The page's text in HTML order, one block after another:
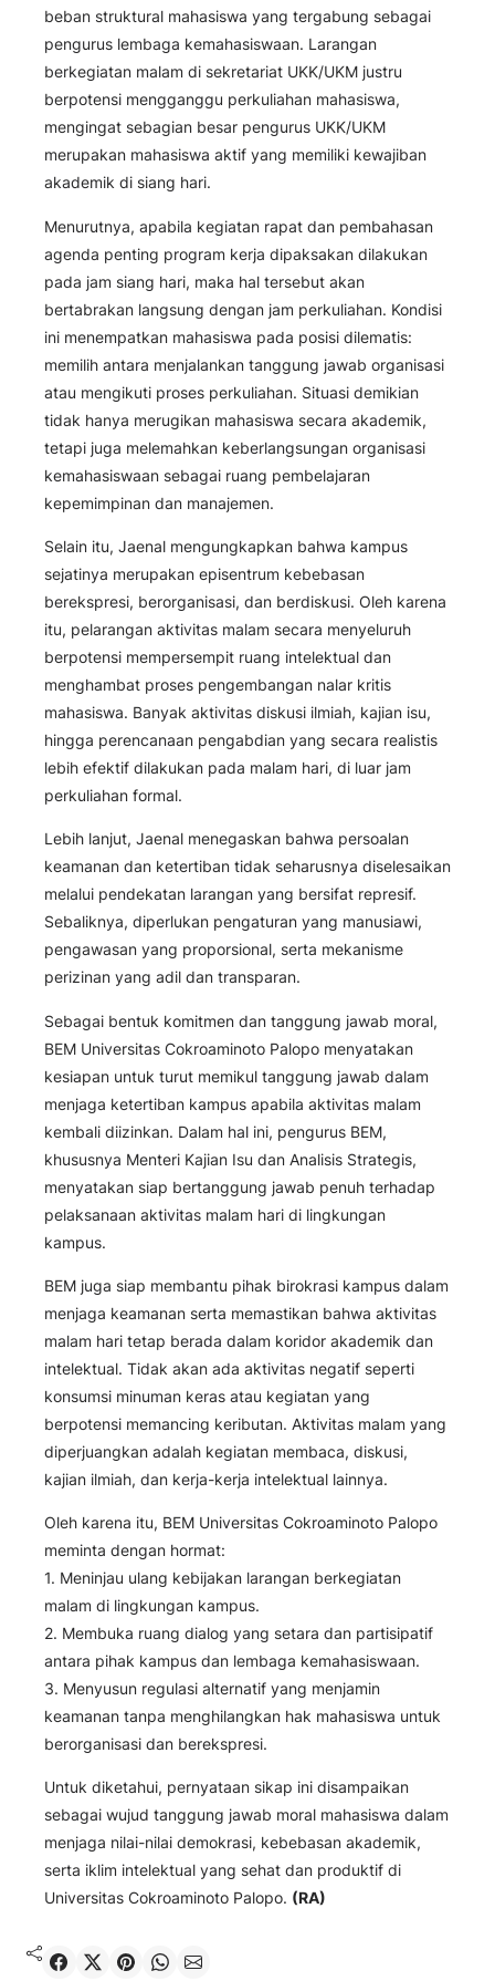
beban struktural mahasiswa yang tergabung sebagai
pengurus lembaga kemahasiswaan. Larangan
berkegiatan malam di sekretariat UKK/UKM justru
berpotensi mengganggu perkuliahan mahasiswa,
mengingat sebagian besar pengurus UKK/UKM
merupakan mahasiswa aktif yang memiliki kewajiban
akademik di siang hari.
Menurutnya, apabila kegiatan rapat dan pembahasan
agenda penting program kerja dipaksakan dilakukan
pada jam siang hari, maka hal tersebut akan
bertabrakan langsung dengan jam perkuliahan. Kondisi
ini menempatkan mahasiswa pada posisi dilematis:
memilih antara menjalankan tanggung jawab organisasi
atau mengikuti proses perkuliahan. Situasi demikian
tidak hanya merugikan mahasiswa secara akademik,
tetapi juga melemahkan keberlangsungan organisasi
kemahasiswaan sebagai ruang pembelajaran
kepemimpinan dan manajemen.
Selain itu, Jaenal mengungkapkan bahwa kampus
sejatinya merupakan episentrum kebebasan
berekspresi, berorganisasi, dan berdiskusi. Oleh karena
itu, pelarangan aktivitas malam secara menyeluruh
berpotensi mempersempit ruang intelektual dan
menghambat proses pengembangan nalar kritis
mahasiswa. Banyak aktivitas diskusi ilmiah, kajian isu,
hingga perencanaan pengabdian yang secara realistis
lebih efektif dilakukan pada malam hari, di luar jam
perkuliahan formal.
Lebih lanjut, Jaenal menegaskan bahwa persoalan
keamanan dan ketertiban tidak seharusnya diselesaikan
melalui pendekatan larangan yang bersifat represif.
Sebaliknya, diperlukan pengaturan yang manusiawi,
pengawasan yang proporsional, serta mekanisme
perizinan yang adil dan transparan.
Sebagai bentuk komitmen dan tanggung jawab moral,
BEM Universitas Cokroaminoto Palopo menyatakan
kesiapan untuk turut memikul tanggung jawab dalam
menjaga ketertiban kampus apabila aktivitas malam
kembali diizinkan. Dalam hal ini, pengurus BEM,
khususnya Menteri Kajian Isu dan Analisis Strategis,
menyatakan siap bertanggung jawab penuh terhadap
pelaksanaan aktivitas malam hari di lingkungan
kampus.
BEM juga siap membantu pihak birokrasi kampus dalam
menjaga keamanan serta memastikan bahwa aktivitas
malam hari tetap berada dalam koridor akademik dan
intelektual. Tidak akan ada aktivitas negatif seperti
konsumsi minuman keras atau kegiatan yang
berpotensi memancing keributan. Aktivitas malam yang
diperjuangkan adalah kegiatan membaca, diskusi,
kajian ilmiah, dan kerja-kerja intelektual lainnya.
Oleh karena itu, BEM Universitas Cokroaminoto Palopo
meminta dengan hormat:
1. Meninjau ulang kebijakan larangan berkegiatan
malam di lingkungan kampus.
2. Membuka ruang dialog yang setara dan partisipatif
antara pihak kampus dan lembaga kemahasiswaan.
3. Menyusun regulasi alternatif yang menjamin
keamanan tanpa menghilangkan hak mahasiswa untuk
berorganisasi dan berekspresi.
Untuk diketahui, pernyataan sikap ini disampaikan
sebagai wujud tanggung jawab moral mahasiswa dalam
menjaga nilai-nilai demokrasi, kebebasan akademik,
serta iklim intelektual yang sehat dan produktif di
Universitas Cokroaminoto Palopo. (RA)
Shared Share on X Pin It Send on WhatsApp Send on Email